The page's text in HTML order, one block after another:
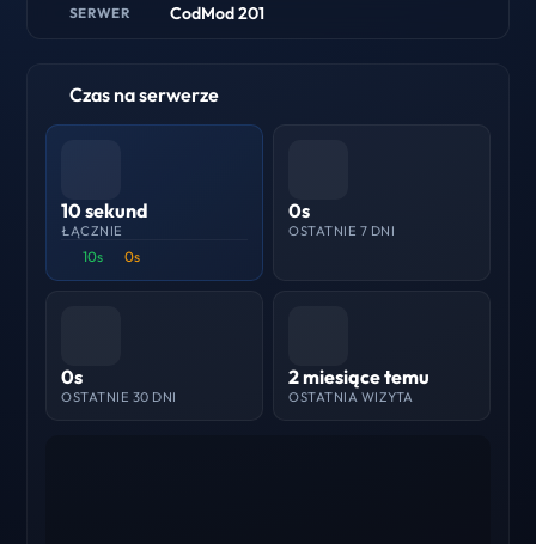
SERWER CodMod 201
Czas na serwerze
10 sekund
ŁĄCZNIE
10s 0s
0s
OSTATNIE 7 DNI
0s
OSTATNIE 30 DNI
2 miesiące temu
OSTATNIA WIZYTA